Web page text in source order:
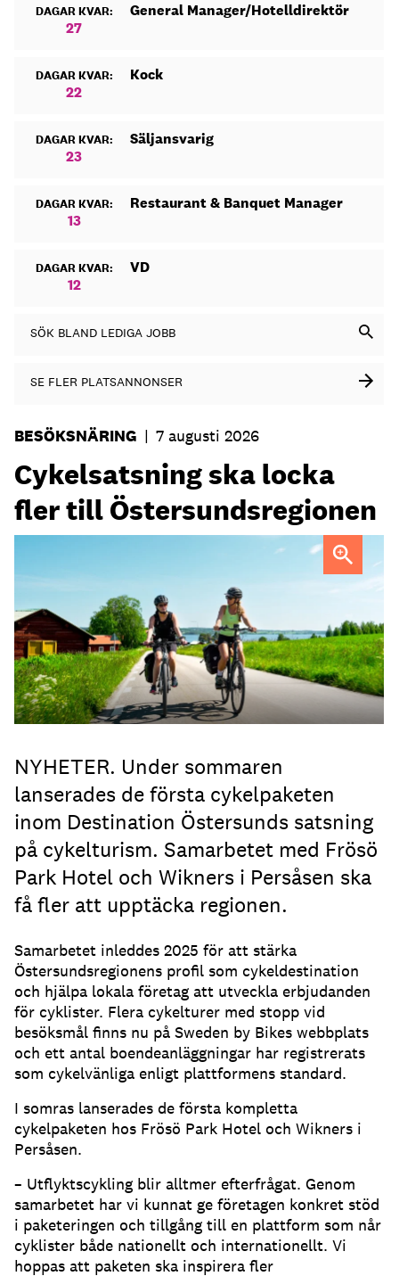
DAGAR KVAR:
27
General Manager/Hotelldirektör
DAGAR KVAR:
22
Kock
DAGAR KVAR:
23
Säljansvarig
DAGAR KVAR:
13
Restaurant & Banquet Manager
DAGAR KVAR:
12
VD
SÖK BLAND LEDIGA JOBB
SE FLER PLATSANNONSER
BESÖKSNÄRING | 7 augusti 2026
Cykelsatsning ska locka
fler till Östersundsregionen
NYHETER. Under sommaren
lanserades de första cykelpaketen
inom Destination Östersunds satsning
på cykelturism. Samarbetet med Frösö
Park Hotel och Wikners i Persåsen ska
få fler att upptäcka regionen.
Samarbetet inleddes 2025 för att stärka
Östersundsregionens profil som cykeldestination
och hjälpa lokala företag att utveckla erbjudanden
för cyklister. Flera cykelturer med stopp vid
besöksmål finns nu på Sweden by Bikes webbplats
och ett antal boendeanläggningar har registrerats
som cykelvänliga enligt plattformens standard.
I somras lanserades de första kompletta
cykelpaketen hos Frösö Park Hotel och Wikners i
Persåsen.
– Utflyktscykling blir alltmer efterfrågat. Genom
samarbetet har vi kunnat ge företagen konkret stöd
i paketeringen och tillgång till en plattform som når
cyklister både nationellt och internationellt. Vi
hoppas att paketen ska inspirera fler